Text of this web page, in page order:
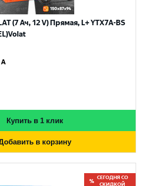
(7 Ач, 12 V) Прямая, L+ YTX7A-BS
A
Купить в 1 клик
в корзину
СЕГОДНЯ СО
СКИДКОЙ